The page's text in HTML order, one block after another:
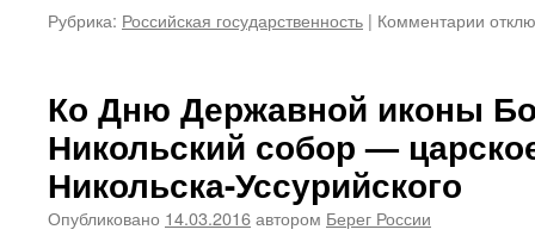
Рубрика: Российская государственность | Комментарии к
собор
Ко Дню Державной иконы
Никольский собор —
Никольска-Уссурийского
Опубликовано 14.03.2016автором Берег России